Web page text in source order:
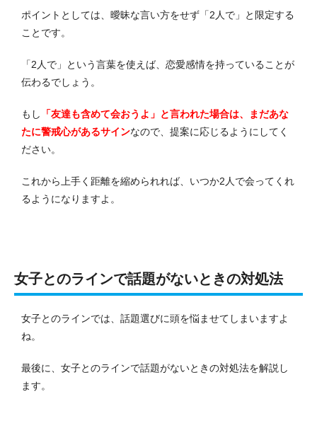
ポイントとしては、曖昧な言い方をせず「2人で」と限定する
ことです。
「2人で」という言葉を使えば、恋愛感情を持っていることが
伝わるでしょう。
もし
「友達も含めて会おうよ」と言われた場合は、まだあな
たに警戒心があるサインなので、提案に応じるようにしてく
ださい。
これから上手く距離を縮められれば、いつか2人で会ってくれ
るようになりますよ。
女子とのラインで話題がないときの対処法
女子とのラインでは、話題選びに頭を悩ませてしまいますよ
ね。
最後に、女子とのラインで話題がないときの対処法を解説し
ます。